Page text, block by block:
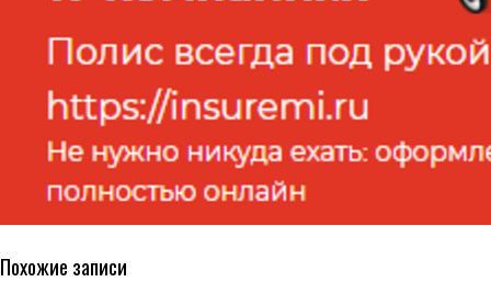
Похожие записи